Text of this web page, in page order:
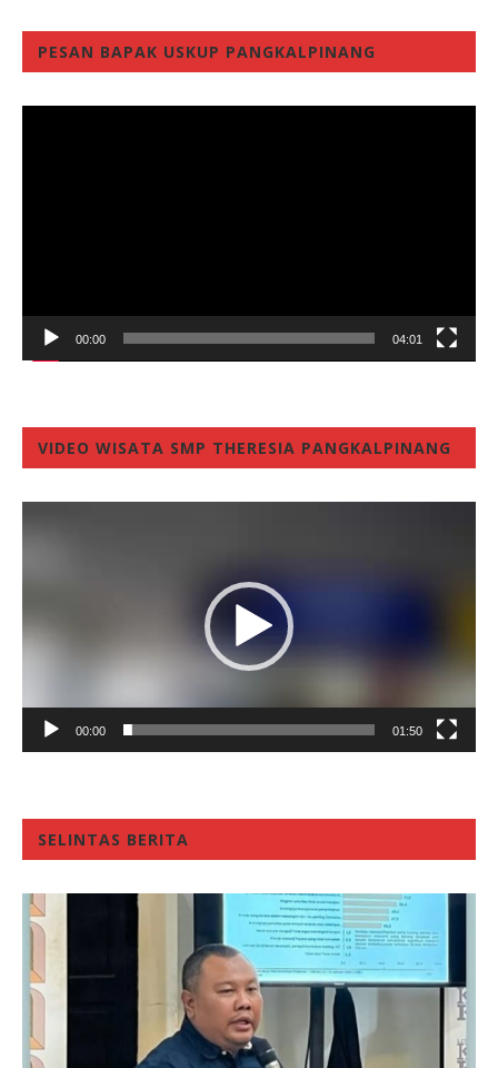
PESAN BAPAK USKUP PANGKALPINANG
00:00 04:01
VIDEO WISATA SMP THERESIA PANGKALPINANG
00:00 01:50
SELINTAS BERITA